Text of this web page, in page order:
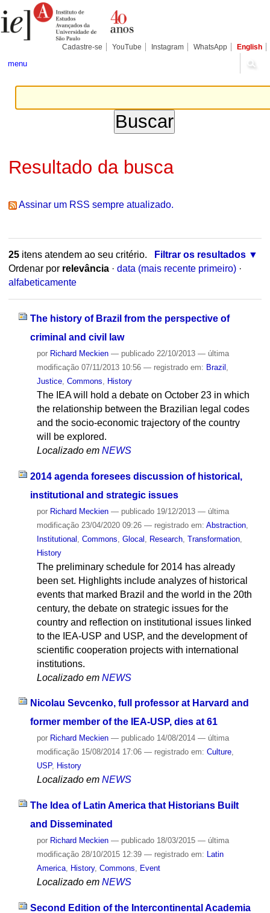
para
conteúdo.
Pessoais
Cadastre-se YouTube Instagram WhatsApp English
menu
Resultado da busca
Assinar um RSS sempre atualizado.
25itens atendem ao seu critério.
Filtrar os resultados
Ordenar por relevância · data (mais recente primeiro) ·
alfabeticamente
The history of Brazil from the perspective of
criminal and civil law
por Richard Meckien — publicado22/10/2013 — última
modificação07/11/2013 10:56 — registrado em: Brazil
Justice, Commons History
The IEA will hold a debate on October 23 in which
the relationship between the Brazilian legal codes
and the socio-economic trajectory of the country
will be explored.
Localizado em NEWS
2014 agenda foresees discussion of historical,
institutional and strategic issues
por Richard Meckien — publicado19/12/2013 — última
modificação23/04/2020 09:26 — registrado em: Abstraction,
Institutional Commons Glocal Research, Transformation,
History
The preliminary schedule for 2014 has already
been set. Highlights include analyzes of historical
events that marked Brazil and the world in the 20th
century, the debate on strategic issues for the
country and reflection on institutional issues linked
to the IEA-USP and USP, and the development of
scientific cooperation projects with international
institutions.
Localizado em NEWS
Nicolau Sevcenko, full professor at Harvard and
former member of the IEA-USP, dies at 61
por Richard Meckien — publicado14/08/2014 — última
modificação15/08/2014 17:06 — registrado em: Culture,
USP, History
Localizado em NEWS
The Idea of ​​Latin America that Historians Built
and Disseminated
por Richard Meckien — publicado18/03/2015 — última
modificação28/10/2015 12:39 — registrado em: Latin
America, History, Commons, Event
Localizado em NEWS
Second Edition of the Intercontinental Academia